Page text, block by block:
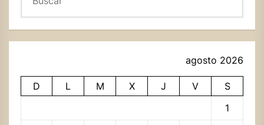
agosto 2026
D L M X J V
S
1